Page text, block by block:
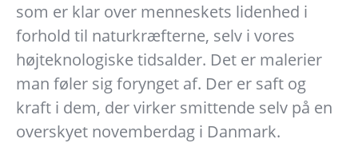
som er klar over menneskets lidenhed i
forhold til naturkræfterne, selv i vores
højteknologiske tidsalder. Det er malerier
man føler sig forynget af. Der er saft og
kraft i dem, der virker smittende selv på en
overskyet novemberdag i Danmark.